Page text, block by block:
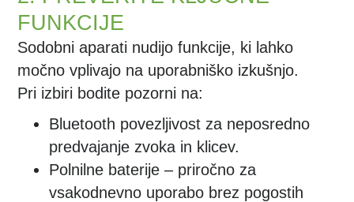
FUNKCIJE
Sodobni aparati nudijo funkcije, ki lahko
močno vplivajo na uporabniško izkušnjo.
Pri izbiri bodite pozorni na:
Bluetooth povezljivost za neposredno
predvajanje zvoka in klicev.
Polnilne baterije – priročno za
vsakodnevno uporabo brez pogostih